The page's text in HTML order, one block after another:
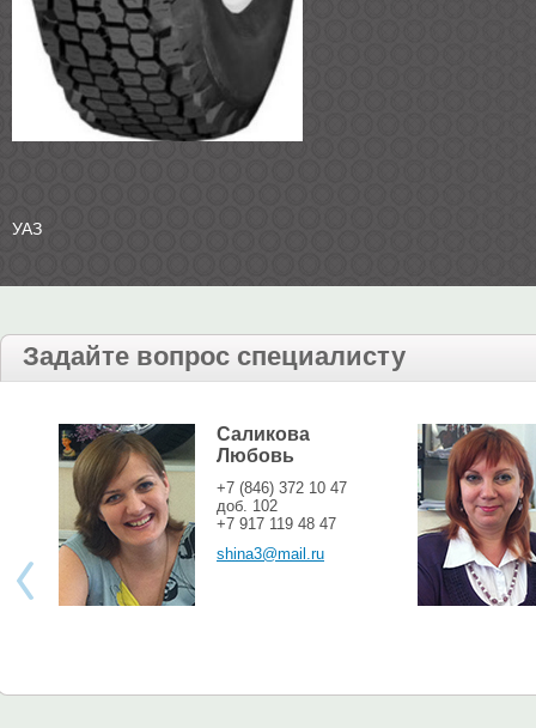
УАЗ
Задайте вопрос специалисту
Саликова
Любовь
+7 (846) 372 10 47
доб. 102
+7 917 119 48 47
shina3@mail.ru